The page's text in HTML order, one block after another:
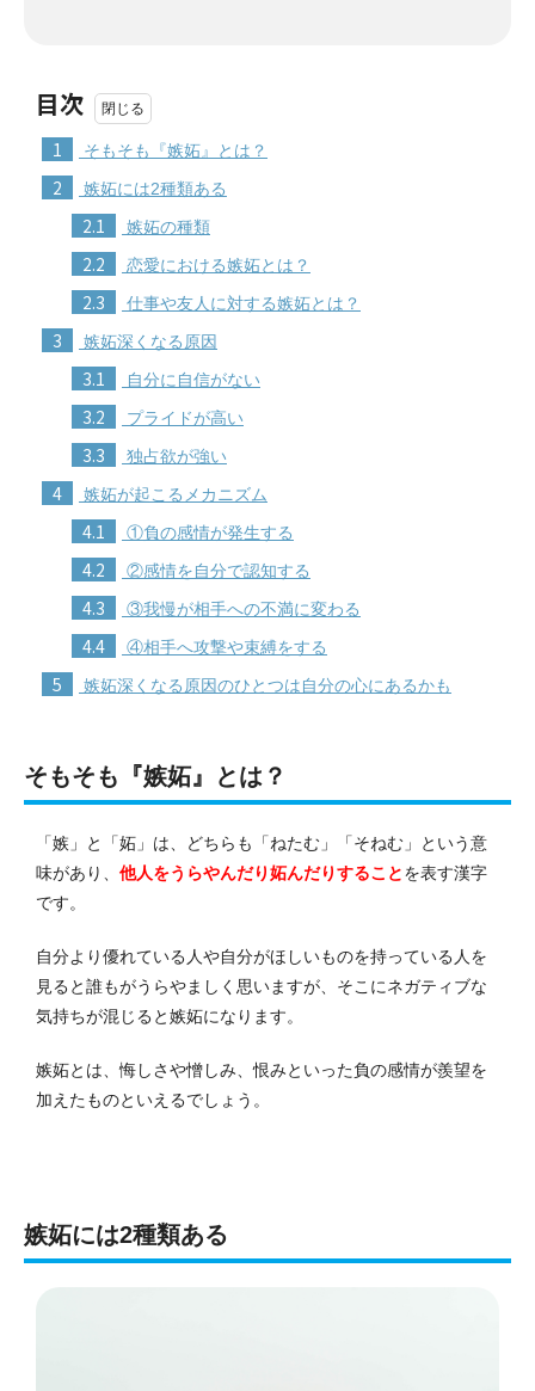
目次
1 そもそも『嫉妬』とは？
2 嫉妬には2種類ある
2.1 嫉妬の種類
2.2 恋愛における嫉妬とは？
2.3 仕事や友人に対する嫉妬とは？
3 嫉妬深くなる原因
3.1 自分に自信がない
3.2 プライドが高い
3.3 独占欲が強い
4 嫉妬が起こるメカニズム
4.1 ①負の感情が発生する
4.2 ②感情を自分で認知する
4.3 ③我慢が相手への不満に変わる
4.4 ④相手へ攻撃や束縛をする
5 嫉妬深くなる原因のひとつは自分の心にあるかも
そもそも『嫉妬』とは？
「嫉」と「妬」は、どちらも「ねたむ」「そねむ」という意
味があり、 他人をうらやんだり妬んだりすることを表す漢字
です。
自分より優れている人や自分がほしいものを持っている人を
見ると誰もがうらやましく思いますが、そこにネガティブな
気持ちが混じると嫉妬になります。
嫉妬とは、悔しさや憎しみ、恨みといった負の感情が羨望を
加えたものといえるでしょう。
嫉妬には2種類ある